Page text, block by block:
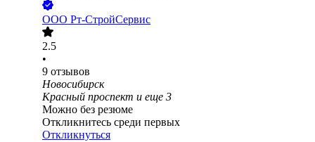
ООО Рт-СтройСервис
2.5
•
9 отзывов
Новосибирск
Красный проспект и еще 3
Можно без резюме
Откликнитесь среди первых
Откликнуться